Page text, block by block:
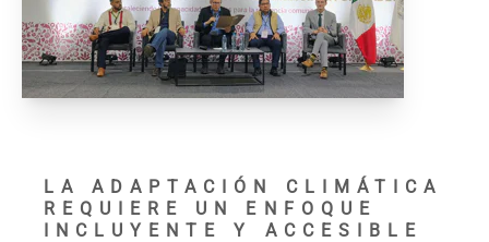
LA ADAPTACIÓN CLIMÁTICA
REQUIERE UN ENFOQUE
INCLUYENTE Y ACCESIBLE